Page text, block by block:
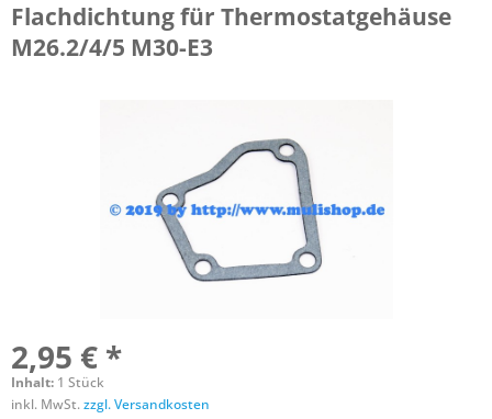
Flachdichtung für Thermostatgehäuse
M26.2/4/5 M30-E3
2,95 € *
Inhalt: 1 Stück
inkl. MwSt.zzgl. Versandkosten